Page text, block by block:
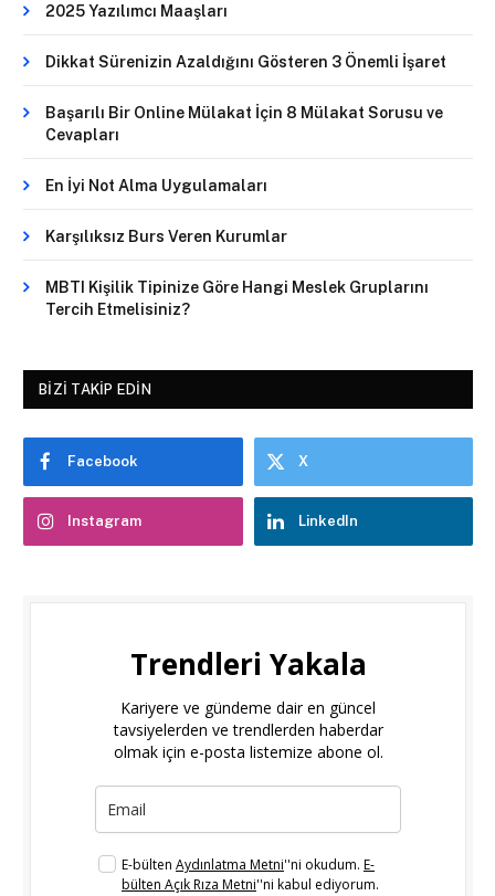
2025 Yazılımcı Maaşları
Dikkat Sürenizin Azaldığını Gösteren 3 Önemli İşaret
Başarılı Bir Online Mülakat İçin 8 Mülakat Sorusu ve
Cevapları
En İyi Not Alma Uygulamaları
Karşılıksız Burs Veren Kurumlar
MBTI Kişilik Tipinize Göre Hangi Meslek Gruplarını
Tercih Etmelisiniz?
BIZI TAKIP EDIN
Facebook X
Instagram LinkedIn
Trendleri Yakala
Kariyere ve gündeme dair en güncel
tavsiyelerden ve trendlerden haberdar
olmak için e-posta listemize abone ol.
E-bülten Aydınlatma Metni''ni okudum. E-
bülten Açık Rıza Metni''ni kabul ediyorum.